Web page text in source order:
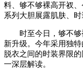
料、够不够裸高开衩
系列大胆展露肌肤、时
时至今日，够不够
新升级。今年采用独
脱衣之间的时装界限
一深层解读。